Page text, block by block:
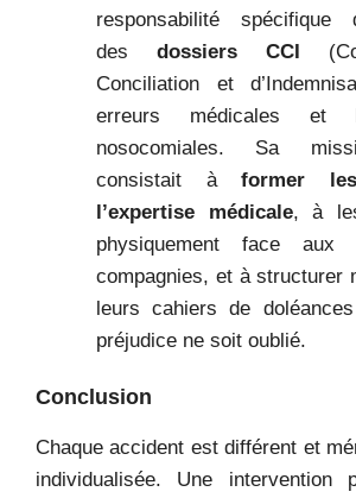
responsabilité
des dossiers CCI
Conciliation et
erreurs médicales et
nosocomiales. Sa
consistait àformer
l’expertise médicale, à
physiquement face aux
compagnies, et à structurer
leurs cahiers de doléances
préjudice ne soit oublié.
Conclusion
Chaque accident est différent et
individualisée. Une intervention